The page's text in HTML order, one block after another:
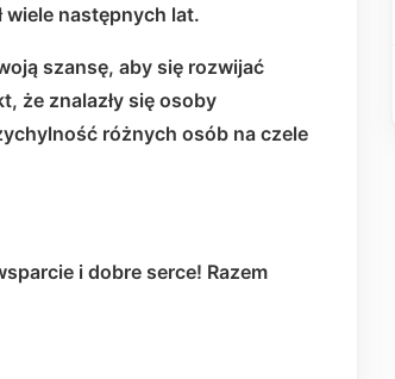
wiele następnych lat.
szansę, aby się rozwijać
że znalazły się osoby
różnych osób na czele
i dobre serce! Razem